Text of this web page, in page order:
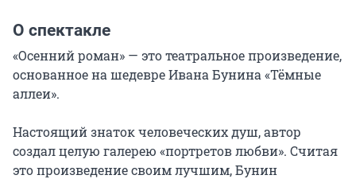
О спектакле
«Осенний роман» — это театральное произведение,
основанное на шедевре Ивана Бунина «Тёмные
аллеи».
Настоящий знаток человеческих душ, автор
создал целую галерею «портретов любви». Считая
это произведение своим лучшим, Бунин